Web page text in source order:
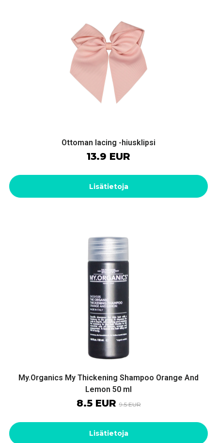
Ottoman lacing -hiusklipsi
13.9 EUR
Lisätietoja
My.Organics My Thickening Shampoo Orange And
Lemon 50 ml
8.5 EUR9.5 EUR
Lisätietoja